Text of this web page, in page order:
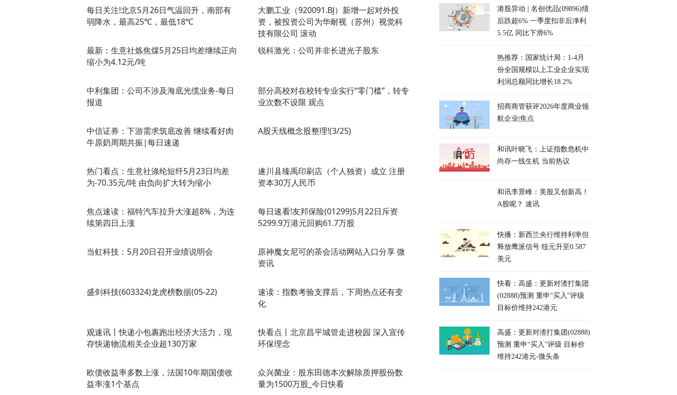
每日关注!北京5月26日气温回升，南部有
弱降水，最高25℃，最低18℃
大鹏工业（920091.BJ）新增一起对外投
资，被投资公司为华耐视（苏州）视觉科
技有限公司 滚动
最新：生意社炼焦煤5月25日均差继续正向
缩小为4.12元/吨
锐科激光：公司并非长进光子股东
中利集团：公司不涉及海底光缆业务-每日
报道
部分高校对在校转专业实行“零门槛”，转专
业次数不设限 观点
中信证券：下游需求筑底改善 继续看好肉
牛原奶周期共振|每日速递
A股天线概念股整理!(3/25)
热门看点：生意社涤纶短纤5月23日均差
为-70.35元/吨 由负向扩大转为缩小
遂川县臻禹印刷店（个人独资）成立 注册
资本30万人民币
焦点速读：福特汽车拉升大涨超8%，为连
续第四日上涨
每日速看!友邦保险(01299)5月22日斥资
5299.9万港元回购61.7万股
当虹科技：5月20日召开业绩说明会
原神魔女尼可的茶会活动网站入口分享 微
资讯
盛剑科技(603324)龙虎榜数据(05-22)
速读：指数考验支撑后，下周热点还有变
化
观速讯丨快递小包裹跑出经济大活力，现
存快递物流相关企业超130万家
快看点丨北京昌平城管走进校园 深入宣传
环保理念
欧债收益率多数上涨，法国10年期国债收
益率涨1个基点
众兴菌业：股东田德本次解除质押股份数
量为1500万股_今日快看
港股异动 | 名创优品(09896)绩
后跌超6% 一季度扣非后净利
5.5亿 同比下滑6%
热推荐：国家统计局：1-4月
份全国规模以上工业企业实现
利润总额同比增长18.2%
招商商管获评2026年度商业领
航企业|焦点
和讯叶晓飞：上证指数危机中
尚存一线生机 当前热议
和讯李景峰：美股又创新高！
A股呢？ 速讯
快播：新西兰央行维持利率但
释放鹰派信号 纽元升至0.587
美元
快看：高盛：更新对渣打集团
(02888)预测 重申“买入”评级
目标价维持242港元
高盛：更新对渣打集团(02888)
预测 重申“买入”评级 目标价
维持242港元-微头条